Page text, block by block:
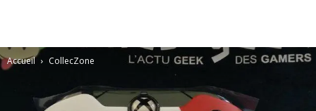
Accueil CollecZone